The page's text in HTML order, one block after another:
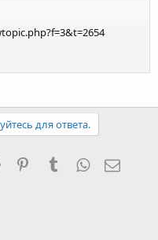
для ответа.
Reddit PinterestTumblrWhatsApp